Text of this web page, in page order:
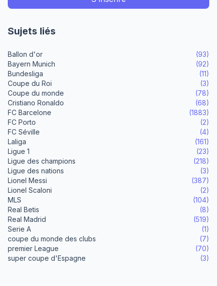
Sujets liés
Ballon d'or
(93)
Bayern Munich
(92)
Bundesliga
(11)
Coupe du Roi
(3)
Coupe du monde
(78)
Cristiano Ronaldo
(68)
FC Barcelone
(1883)
FC Porto
(2)
FC Séville
(4)
Laliga
(161)
Ligue 1
(23)
Ligue des champions
(218)
Ligue des nations
(3)
Lionel Messi
(387)
Lionel Scaloni
(2)
MLS
(104)
Real Betis
(8)
Real Madrid
(519)
Serie A
(1)
coupe du monde des clubs
(7)
premier League
(70)
super coupe d'Espagne
(3)